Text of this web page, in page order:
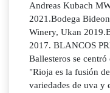
Andreas Kubach
2021.Bodega
Winery, Ukan
2017. BLANCOS
Ballesteros se
"Rioja es la fusión
variedades de uva y